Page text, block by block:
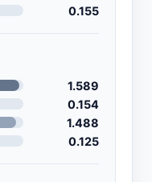
0.155
1.589
0.154
1.488
0.125